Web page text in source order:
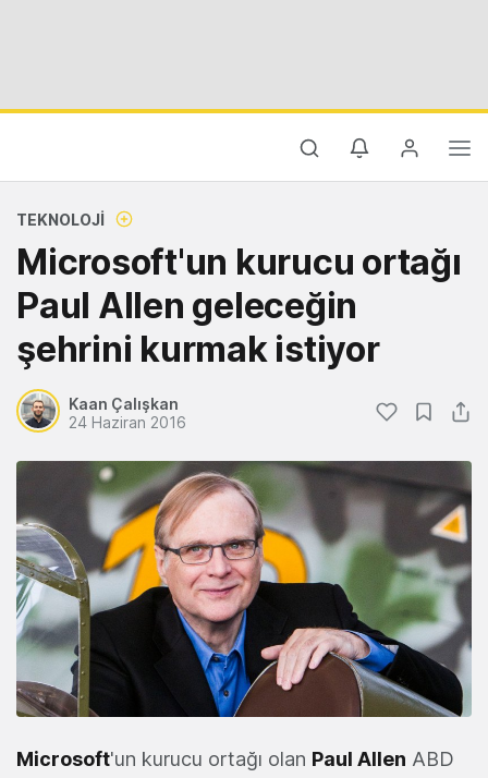
TEKNOLOJI
Microsoft'un kurucu ortağı
Paul Allen geleceğin
şehrini kurmak istiyor
Kaan Çalışkan
24 Haziran 2016
Microsoft'un kurucu ortağı olan Paul Allen ABD